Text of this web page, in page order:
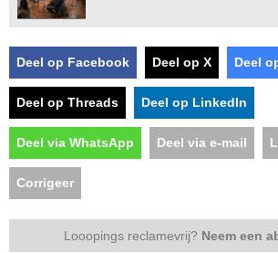
Deel op Facebook Deel op X Deel
Deel op Threads Deel op LinkedIn
Deel via WhatsApp Deel via e-mail
Corrigeer
Looopings reclamevrij? Neem een